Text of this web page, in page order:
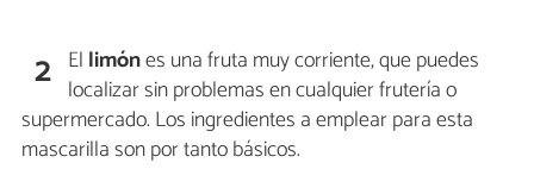
2 El limónes una fruta muy corriente, que puedes
localizar sin problemas en cualquier frutería o
supermercado. Los ingredientes a emplear para esta
mascarilla son por tanto básicos.